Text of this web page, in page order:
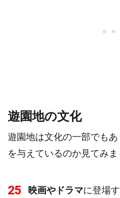
遊園地の文化
遊園地は文化の一部でも
を与えているのか見てみま
25 映画やドラマに登場